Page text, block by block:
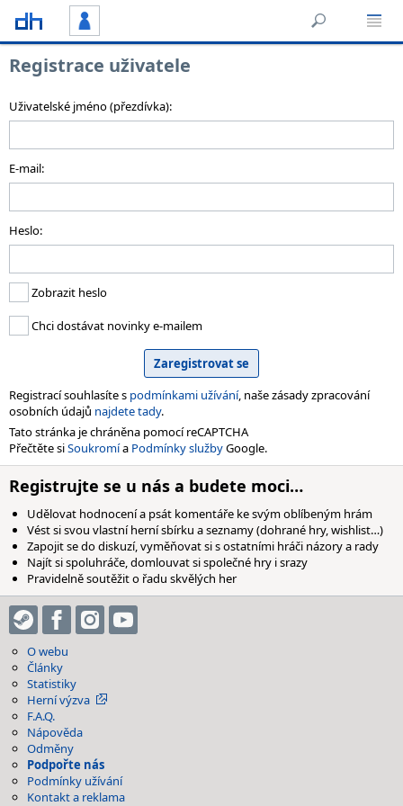
Registrace uživatele
Uživatelské jméno (přezdívka):
E-mail:
Heslo:
Zobrazit heslo
Chci dostávat novinky e-mailem
Registrací souhlasíte s podmínkami užívání, naše zásady zpracování
osobních údajů najdete tady.
Tato stránka je chráněna pomocí reCAPTCHA
Přečtěte siSoukromía Podmínky službyGoogle.
Registrujte se u nás a budete moci…
Udělovat hodnocení a psát komentáře ke svým oblíbeným hrám
Vést si svou vlastní herní sbírku a seznamy (dohrané hry, wishlist…)
Zapojit se do diskuzí, vyměňovat si s ostatními hráči názory a rady
Najít si spoluhráče, domlouvat si společné hry i srazy
Pravidelně soutěžit o řadu skvělých her
O webu
Články
Statistiky
Herní výzva
F.A.Q.
Nápověda
Odměny
Podpořte nás
Podmínky užívání
Kontakt a reklama